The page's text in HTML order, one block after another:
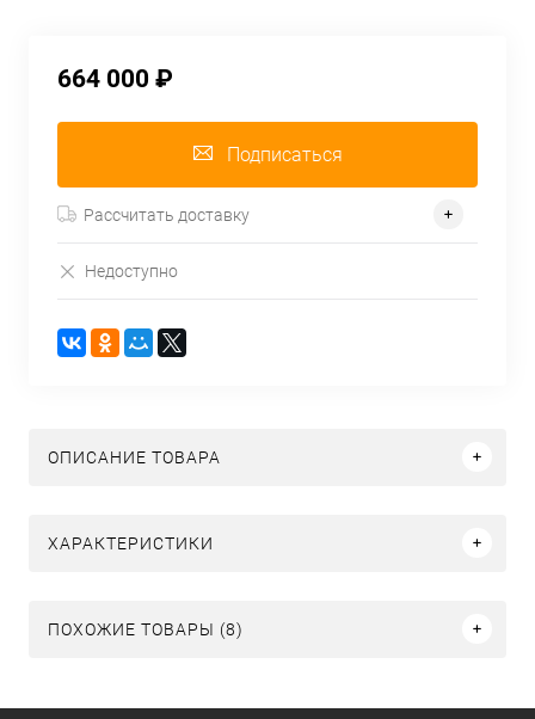
664 000 ₽
Подписаться
Рассчитать доставку
Недоступно
ОПИСАНИЕ ТОВАРА
ХАРАКТЕРИСТИКИ
ПОХОЖИЕ ТОВАРЫ (8)